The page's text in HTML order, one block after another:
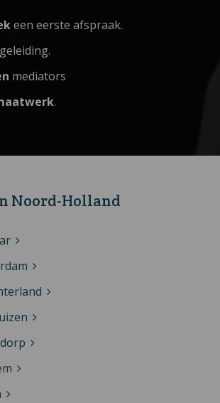
een eerste afspraak.
mediators
.
Noord-Holland